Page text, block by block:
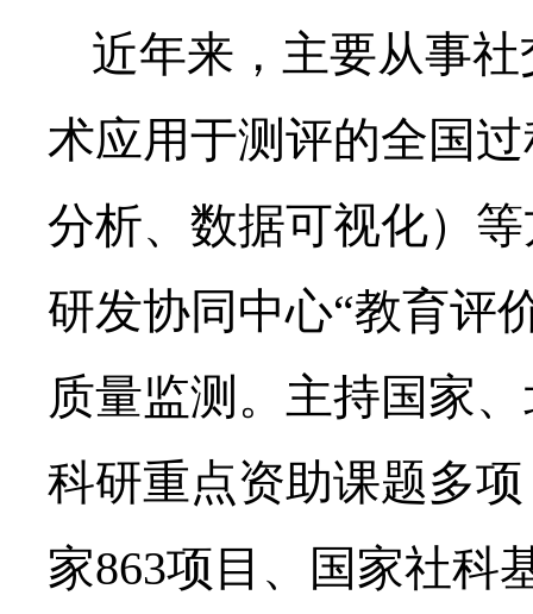
近年来，主要从事
术应用于测评的全国
分析、数据可视化）
研发协同中心“教育评
质量监测。主持国家
科研重点资助课题多
家863项目、国家社科